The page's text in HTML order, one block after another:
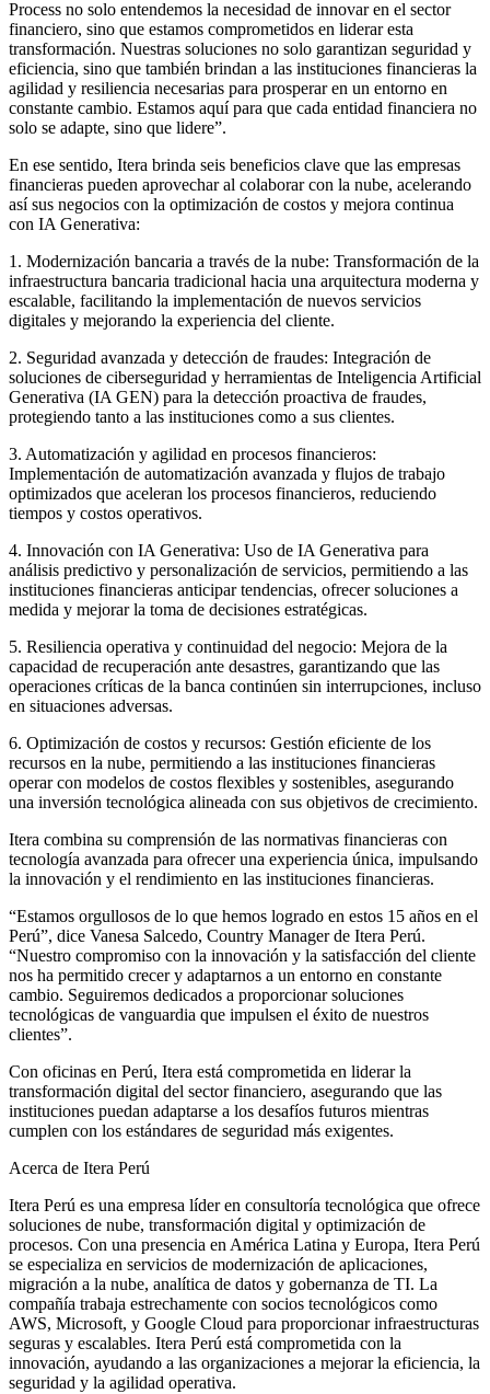
Process no solo entendemos la necesidad de innovar en el sector
financiero, sino que estamos comprometidos en liderar esta
transformación. Nuestras soluciones no solo garantizan seguridad y
eficiencia, sino que también brindan a las instituciones financieras la
agilidad y resiliencia necesarias para prosperar en un entorno en
constante cambio. Estamos aquí para que cada entidad financiera no
solo se adapte, sino que lidere”.
En ese sentido, Itera brinda seis beneficios clave que las empresas
financieras pueden aprovechar al colaborar con la nube, acelerando
así sus negocios con la optimización de costos y mejora continua
con IA Generativa:
1. Modernización bancaria a través de la nube: Transformación de la
infraestructura bancaria tradicional hacia una arquitectura moderna y
escalable, facilitando la implementación de nuevos servicios
digitales y mejorando la experiencia del cliente.
2. Seguridad avanzada y detección de fraudes: Integración de
soluciones de ciberseguridad y herramientas de Inteligencia Artificial
Generativa (IA GEN) para la detección proactiva de fraudes,
protegiendo tanto a las instituciones como a sus clientes.
3. Automatización y agilidad en procesos financieros:
Implementación de automatización avanzada y flujos de trabajo
optimizados que aceleran los procesos financieros, reduciendo
tiempos y costos operativos.
4. Innovación con IA Generativa: Uso de IA Generativa para
análisis predictivo y personalización de servicios, permitiendo a las
instituciones financieras anticipar tendencias, ofrecer soluciones a
medida y mejorar la toma de decisiones estratégicas.
5. Resiliencia operativa y continuidad del negocio: Mejora de la
capacidad de recuperación ante desastres, garantizando que las
operaciones críticas de la banca continúen sin interrupciones, incluso
en situaciones adversas.
6. Optimización de costos y recursos: Gestión eficiente de los
recursos en la nube, permitiendo a las instituciones financieras
operar con modelos de costos flexibles y sostenibles, asegurando
una inversión tecnológica alineada con sus objetivos de crecimiento.
Itera combina su comprensión de las normativas financieras con
tecnología avanzada para ofrecer una experiencia única, impulsando
la innovación y el rendimiento en las instituciones financieras.
“Estamos orgullosos de lo que hemos logrado en estos 15 años en el
Perú”, dice Vanesa Salcedo, Country Manager de Itera Perú.
“Nuestro compromiso con la innovación y la satisfacción del cliente
nos ha permitido crecer y adaptarnos a un entorno en constante
cambio. Seguiremos dedicados a proporcionar soluciones
tecnológicas de vanguardia que impulsen el éxito de nuestros
clientes”.
Con oficinas en Perú, Itera está comprometida en liderar la
transformación digital del sector financiero, asegurando que las
instituciones puedan adaptarse a los desafíos futuros mientras
cumplen con los estándares de seguridad más exigentes.
Acerca de Itera Perú
Itera Perú es una empresa líder en consultoría tecnológica que ofrece
soluciones de nube, transformación digital y optimización de
procesos. Con una presencia en América Latina y Europa, Itera Perú
se especializa en servicios de modernización de aplicaciones,
migración a la nube, analítica de datos y gobernanza de TI. La
compañía trabaja estrechamente con socios tecnológicos como
AWS, Microsoft, y Google Cloud para proporcionar infraestructuras
seguras y escalables. Itera Perú está comprometida con la
innovación, ayudando a las organizaciones a mejorar la eficiencia, la
seguridad y la agilidad operativa.